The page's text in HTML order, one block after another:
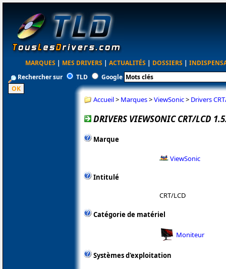
MARQUES | MES DRIVERS | ACTUALITÉS | DOSSIERS |
Rechercher sur
TLD Google
Accueil> Marques>ViewSonic> Drivers
DRIVERS VIEWSONIC CRT/LCD
Marque
ViewSonic
Intitulé
CRT/LCD
Catégorie de matériel
Moniteur
Systèmes d'exploitation